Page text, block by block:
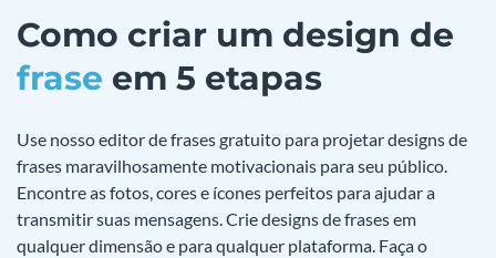
Como criar um design de
frase em 5 etapas
Use nosso editor de frases gratuito para projetar designs de
frases maravilhosamente motivacionais para seu público.
Encontre as fotos, cores e ícones perfeitos para ajudar a
transmitir suas mensagens. Crie designs de frases em
qualquer dimensão e para qualquer plataforma. Faça o